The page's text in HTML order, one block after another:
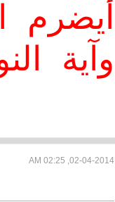
أيضرم
وآية
02-04-2014, 02:25 AM